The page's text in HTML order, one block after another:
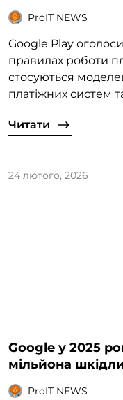
ProIT NEWS
Google Play
правилах роботи
стосуються
платіжних систем
Читати
24 лютого, 2026
Google у 2025
мільйона
ProIT NEWS